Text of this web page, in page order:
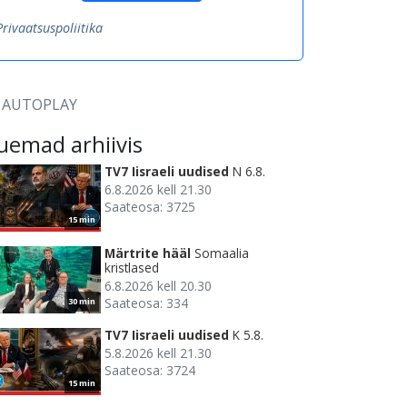
AUTOPLAY
arhiivis
15 min
TV7 Iisraeli uudised N 6.8.
6.8.2026 kell 21.30
Saateosa: 3725
30 min
Märtrite hääl Somaalia
kristlased
6.8.2026 kell 20.30
Saateosa: 334
15 min
TV7 Iisraeli uudised K 5.8.
5.8.2026 kell 21.30
Saateosa: 3724